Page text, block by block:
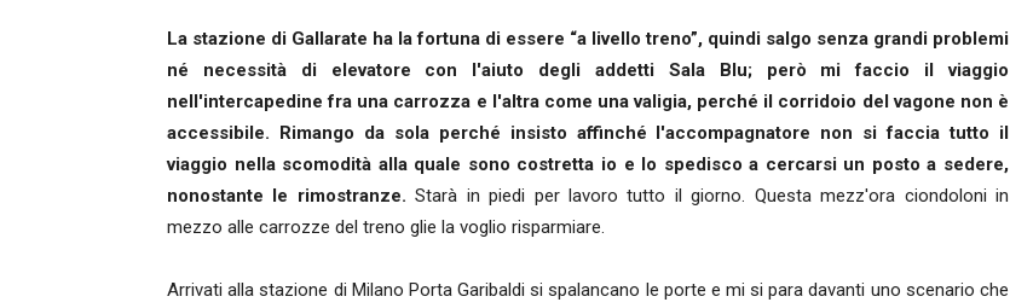
La stazione di Gallarate ha la fortuna di essere “a livello treno”, quindi salgo senza grandi problemi
né necessità di elevatore con l'aiuto degli addetti Sala Blu; però mi faccio il viaggio
nell'intercapedine fra una carrozza e l'altra come una valigia, perché il corridoio del vagone non è
accessibile. Rimango da sola perché insisto affinché l'accompagnatore non si faccia tutto il
viaggio nella scomodità alla quale sono costretta io e lo spedisco a cercarsi un posto a sedere,
nonostante le rimostranze.Starà in piedi per lavoro tutto il giorno. Questa mezz'ora ciondoloni in
mezzo alle carrozze del treno glie la voglio risparmiare.
Arrivati alla stazione di Milano Porta Garibaldi si spalancano le porte e mi si para davanti uno scenario che